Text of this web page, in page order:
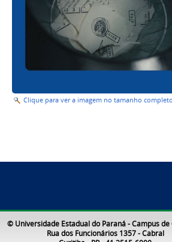
Clique para ver a imagem no tamanho
© Universidade Estadual do Paraná - Campus de
Rua dos Funcionários 1357 - Cabral